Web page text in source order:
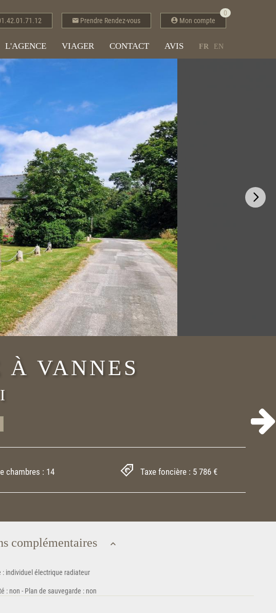
Prendre Rendez-vous Mon compte
0
L'AGENCE VIAGER CONTACT AVIS FR EN
À VANNES
chambres : 14 Taxe foncière : 5 786 €
complémentaires
: individuel électrique radiateur
: non - Plan de sauvegarde : non